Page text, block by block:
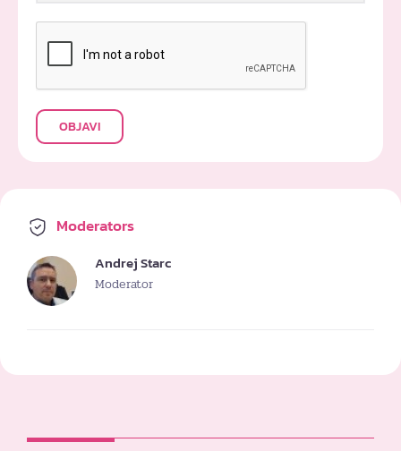
OBJAVI
Moderators
Andrej Starc
Moderator